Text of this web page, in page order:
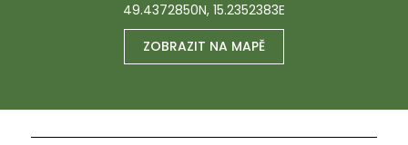
49.4372850N, 15.2352383E
ZOBRAZIT NA MAPĚ